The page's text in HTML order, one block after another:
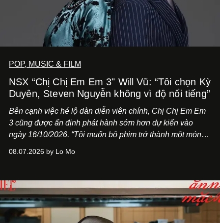
POP, MUSIC & FILM
NSX “Chị Chị Em Em 3" Will Vũ: “Tôi chọn Kỳ
Duyên, Steven Nguyễn không vì độ nổi tiếng”
Bên cạnh việc hé lộ dàn diễn viên chính, Chị Chị Em Em
3 cũng được ấn định phát hành sớm hơn dự kiến vào
ngày 16/10/2026. “Tôi muốn bộ phim trở thành một món
Việt Nam”, NSX Will Vũ cho biết.
08.07.2026 by Lo Mo